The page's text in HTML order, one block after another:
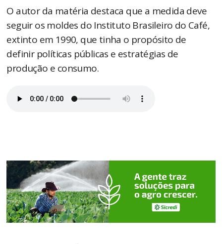
O autor da matéria destaca que a medida deve
seguir os moldes do Instituto Brasileiro do Café,
extinto em 1990, que tinha o propósito de
definir políticas públicas e estratégias de
produção e consumo.